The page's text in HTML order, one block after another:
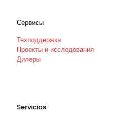
Сервисы
Техподдержка
Проекты и исследования
Дилеры
Servicios